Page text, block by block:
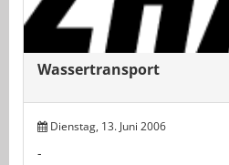
Wassertransport
Dienstag, 13. Juni 2006
-